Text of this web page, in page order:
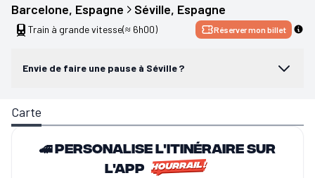
Barcelone, Espagne Séville, Espagne
Train à grande vitesse(≈ 6h00) Réserver mon billet
Envie de faire une pause à Séville ?
Carte
🚄 Personalise l'itinéraire sur
l'app